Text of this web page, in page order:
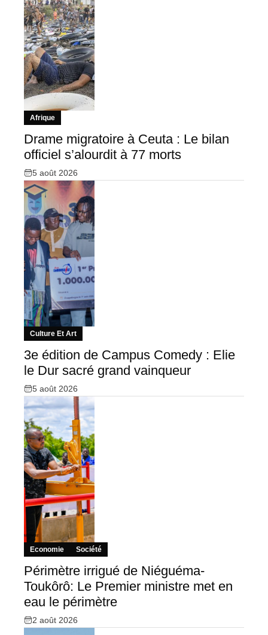
Afrique
Drame migratoire à Ceuta : Le bilan
officiel s’alourdit à 77 morts
5 août 2026
Culture Et Art
3e édition de Campus Comedy : Elie
le Dur sacré grand vainqueur
5 août 2026
Economie Société
Périmètre irrigué de Niéguéma-
Toukôrô: Le Premier ministre met en
eau le périmètre
2 août 2026